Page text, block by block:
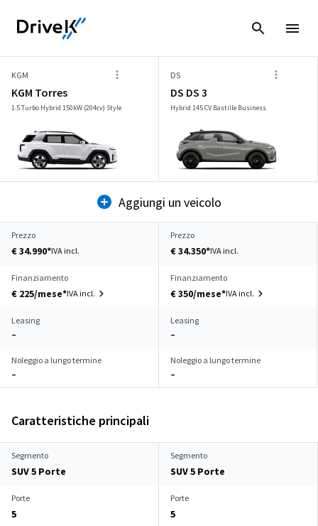
KGM
KGM Torres
1.5 Turbo Hybrid 150kW (204cv) Style
DS
DS DS 3
Hybrid 145 CV Bastille Business
Aggiungi un veicolo
Prezzo
€ 34.990*IVA incl.
Prezzo
€ 34.350*IVA incl.
Finanziamento
€ 225/mese*IVA incl.
Finanziamento
€ 350/mese*IVA incl.
Leasing
–
Leasing
–
Noleggio a lungo termine
–
Noleggio a lungo termine
–
Caratteristiche principali
Segmento
SUV 5 Porte
Segmento
SUV 5 Porte
Porte
5
Porte
5